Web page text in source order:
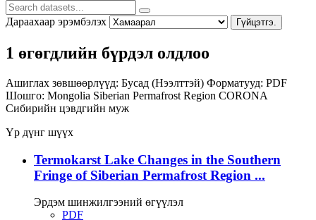
Дараахаар эрэмбэлэх Гүйцэтгэ.
1 өгөгдлийн бүрдэл олдлоо
Ашиглах зөвшөөрлүүд: Бусад (Нээлттэй) Форматууд: PDF
Шошго: Mongolia Siberian Permafrost Region CORONA
Сибирийн цэвдгийн муж
Үр дүнг шүүх
Termokarst Lake Changes in the Southern
Fringe of Siberian Permafrost Region ...
Эрдэм шинжилгээний өгүүлэл
PDF